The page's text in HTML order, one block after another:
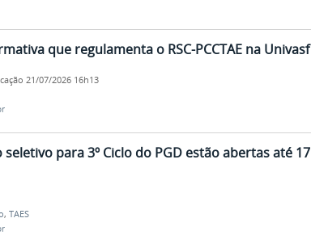
que regulamenta o RSC-PCCTAE na Univasf
21/07/2026 16h13
para 3º Ciclo do PGD estão abertas até 17
, TAES